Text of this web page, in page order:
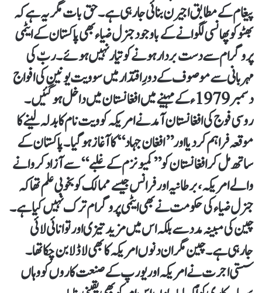
پیغام کے مطابق اجیرن بنائی جارہی ہے۔ حق بات مگر یہ ہے کہ
بھٹو کو پھانسی لگوانے کے باوجود جنرل ضیاء بھی پاکستان کے ایٹمی
پروگرام سے دست بردار ہونے کو تیار نہیں ہوئے۔ ربّ کی
مہربانی سے موصو ف کے دورِ اقتدار میں سوویت یونین کی افواج
دسمبر1979ء کے مہینے میں افغانستان میں داخل ہوگئیں۔
روسی فوج کی افغانستان آمد نے امریکہ کو ویت نام کا بدلہ لینے کا
موقعہ فراہم کردیا اور ’’افغان جہاد‘‘ کا آغاز ہوگیا۔ پاکستان کے
ساتھ مل کر افغانستان کو ’’کمیونزم کے غلبے‘‘ سے آزاد کروانے
والے امریکہ، برطانیہ اور فرانس جیسے ممالک کو بخوبی علم تھا کہ
جنرل ضیاء کی حکومت نے بھی ایٹمی پروگرام ترک نہیں کیا ہے۔
چین کی مبینہ مدد سے بلکہ اس میں مزید تیزی اور توانائی لائی
جارہی ہے۔ چین مگر ان دنوں امریکہ کا بھی لاڈلا بن چکا تھا۔
سستی اجرت نے امریکہ اور یورپ کے صنعت کاروں کو وہاں